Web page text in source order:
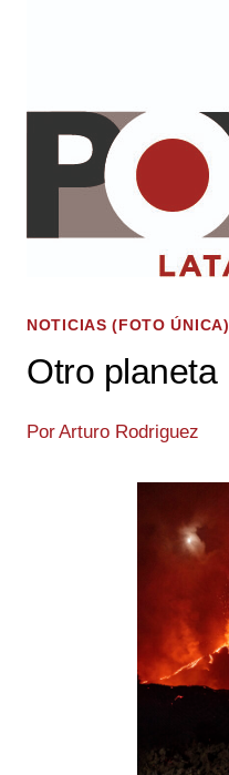
NOTICIAS (FOTO ÚNICA)
Otro planeta
PorArturo Rodriguez